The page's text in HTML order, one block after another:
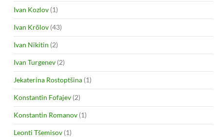
Ivan Kozlov (1)
Ivan Krõlov (43)
Ivan Nikitin (2)
Ivan Turgenev (2)
Jekaterina Rostoptšina (1)
Konstantin Fofajev (2)
Konstantin Romanov (1)
Leonti Tšemisov (1)